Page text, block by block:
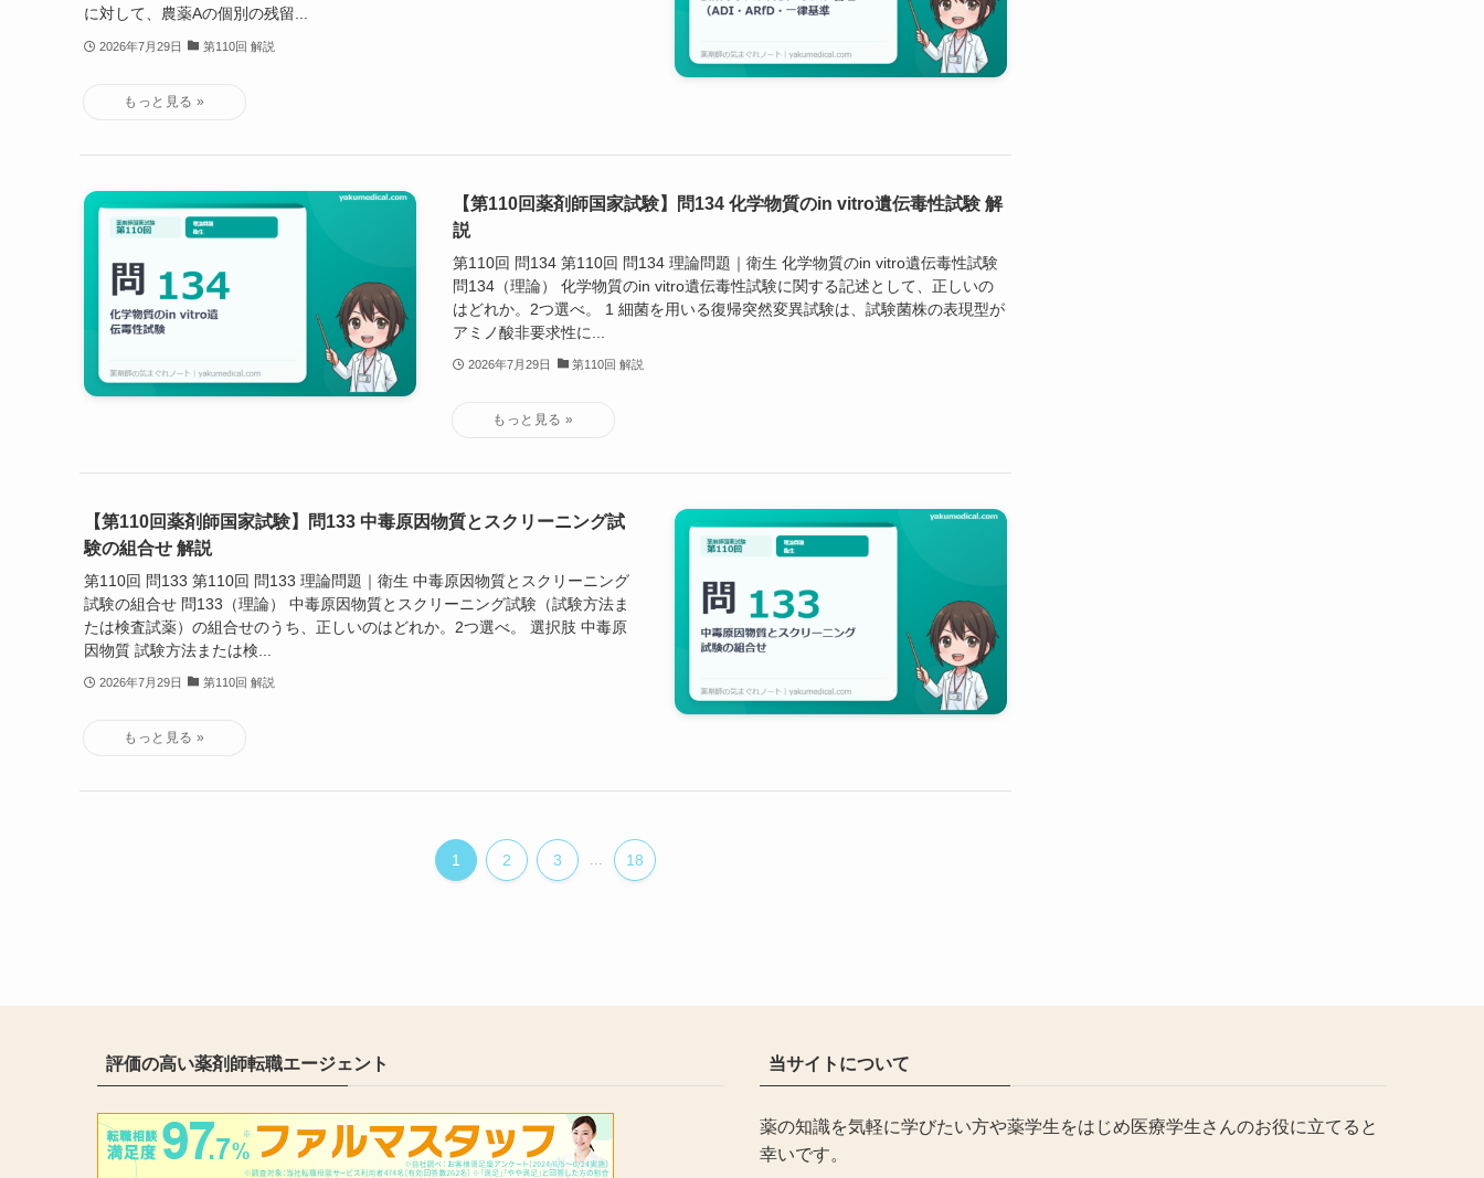
に対して、農薬Aの個別の残留...
2026年7月29日 第110回 解説
【第110回薬剤師国家試験】問134 化学物質のin vitro遺伝毒性試験 解
説
第110回 問134 第110回 問134 理論問題｜衛生 化学物質のin vitro遺伝毒性試験
問134（理論） 化学物質のin vitro遺伝毒性試験に関する記述として、正しいの
はどれか。2つ選べ。 1 細菌を用いる復帰突然変異試験は、試験菌株の表現型が
アミノ酸非要求性に...
2026年7月29日 第110回 解説
【第110回薬剤師国家試験】問133 中毒原因物質とスクリーニング試
験の組合せ 解説
第110回 問133 第110回 問133 理論問題｜衛生 中毒原因物質とスクリーニング
試験の組合せ 問133（理論） 中毒原因物質とスクリーニング試験（試験方法ま
たは検査試薬）の組合せのうち、正しいのはどれか。2つ選べ。 選択肢 中毒原
因物質 試験方法または検...
2026年7月29日 第110回 解説
1 2 3 ... 18
評価の高い薬剤師転職エージェント 当サイトについて
薬の知識を気軽に学びたい方や薬学生をはじめ医療学生さんのお役に立てると
幸いです。